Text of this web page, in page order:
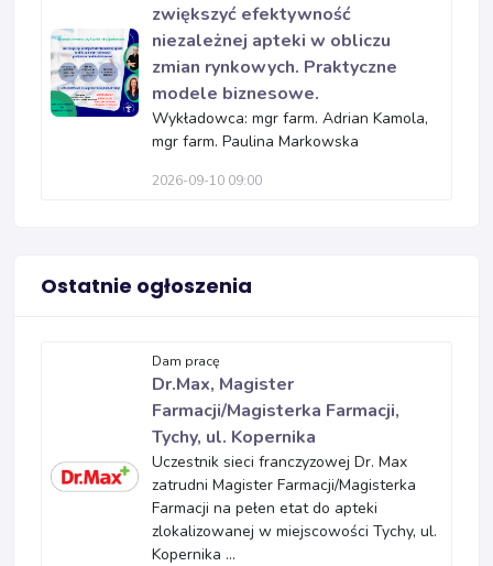
zwiększyć efektywność
niezależnej apteki w obliczu
zmian rynkowych. Praktyczne
modele biznesowe.
Wykładowca: mgr farm. Adrian Kamola,
mgr farm. Paulina Markowska
2026-09-10 09:00
Ostatnie ogłoszenia
Dam pracę
Dr.Max, Magister
Farmacji/Magisterka Farmacji,
Tychy, ul. Kopernika
Uczestnik sieci franczyzowej Dr. Max
zatrudni Magister Farmacji/Magisterka
Farmacji na pełen etat do apteki
zlokalizowanej w miejscowości Tychy, ul.
Kopernika ...